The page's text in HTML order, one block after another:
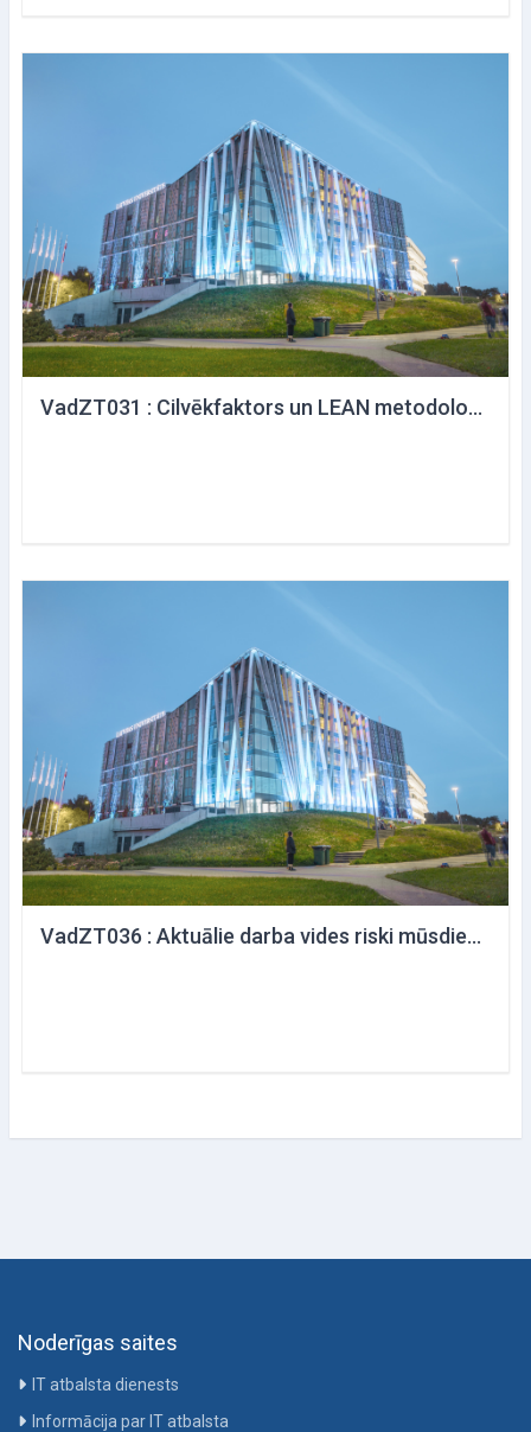
VadZT031 : Cilvēkfaktors un LEAN metodoloģija ražošanā un pakalpojumu sniegšanā
VadZT036 : Aktuālie darba vides riski mūsdienu biznesa vidē. Izaicinājumi un risinājumi
Noderīgas saites
IT atbalsta dienests
Informācija par IT atbalsta